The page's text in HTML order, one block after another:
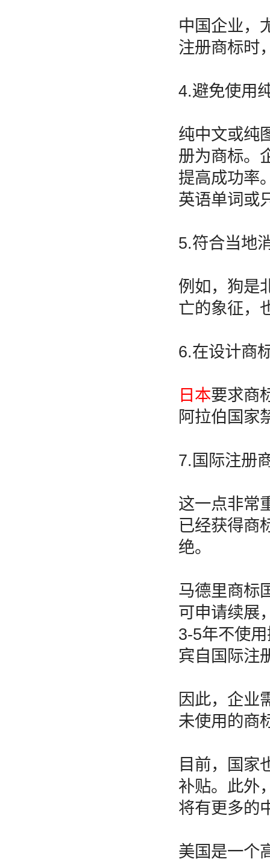
中国企业，
注册商标时
4.避免使用
纯中文或纯
册为商标。
提高成功率
英语单词或
5.符合当地
例如，狗是
亡的象征，
6.在设计商
日本要求商
阿拉伯国家
7.国际注册
这一点非常
已经获得商
绝。
马德里商标
可申请续展
3-5年不使
宾自国际注
因此，企业
未使用的商
目前，国家
补贴。此外
将有更多的
美国是一个